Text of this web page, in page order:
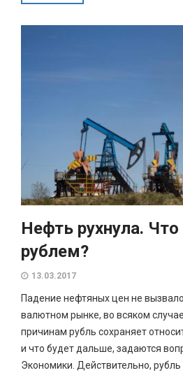
Нефть рухнула. Что
рублем?
13.03.2017
Падение нефтяных цен не
валютном рынке, во всяком
причинам рубль сохраняет
и что будет дальше, задаются
Экономики. Действительно,